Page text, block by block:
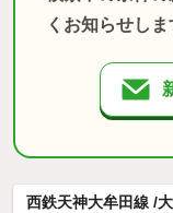
くお知らせしま
西鉄天神大牟田線 /